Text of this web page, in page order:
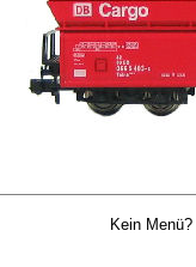
Kein